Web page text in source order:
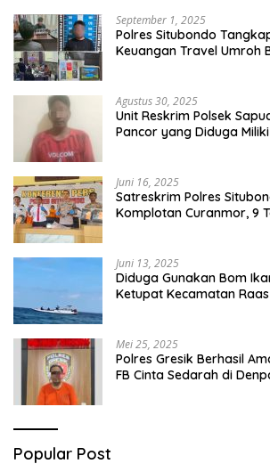
September 1, 2025
Polres Situbondo
Keuangan Travel Umroh
Agustus 30, 2025
Unit Reskrim Polsek
Pancor yang Diduga
Juni 16, 2025
Satreskrim Polres
Komplotan Curanmor, 9
Juni 13, 2025
Diduga Gunakan Bom
Ketupat Kecamatan
Mei 25, 2025
Polres Gresik Berhasil
FB Cinta Sedarah di
Popular Post